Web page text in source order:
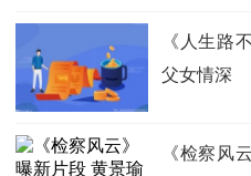
《人生路
父女情深
《检察风